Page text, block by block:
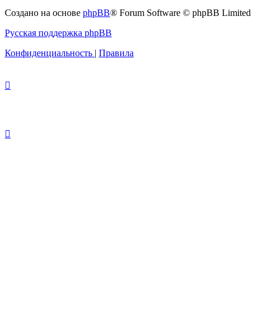
администрацией
Создано на основе phpBB® Forum Software © phpBB Limited
Русская поддержка phpBB
Конфиденциальность | Правила